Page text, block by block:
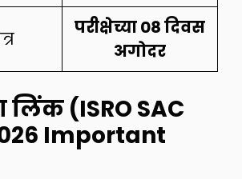
परीक्षेच्या 08 दिवस
अगोदर
लिंक (ISRO SAC
Important